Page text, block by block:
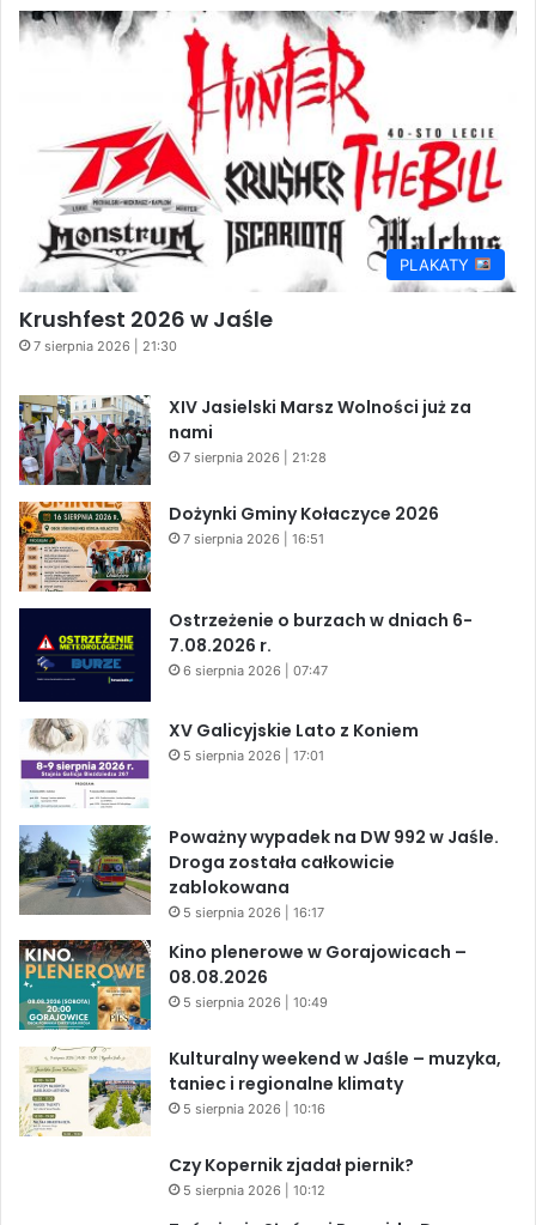
PLAKATY
Krushfest 2026 w Jaśle
7 sierpnia 2026 | 21:30
XIV Jasielski Marsz Wolności już za
nami
7 sierpnia 2026 | 21:28
Dożynki Gminy Kołaczyce 2026
7 sierpnia 2026 | 16:51
Ostrzeżenie o burzach w dniach 6-
7.08.2026 r.
6 sierpnia 2026 | 07:47
XV Galicyjskie Lato z Koniem
5 sierpnia 2026 | 17:01
Poważny wypadek na DW 992 w Jaśle.
Droga została całkowicie
zablokowana
5 sierpnia 2026 | 16:17
Kino plenerowe w Gorajowicach –
08.08.2026
5 sierpnia 2026 | 10:49
Kulturalny weekend w Jaśle – muzyka,
taniec i regionalne klimaty
5 sierpnia 2026 | 10:16
Czy Kopernik zjadał piernik?
5 sierpnia 2026 | 10:12